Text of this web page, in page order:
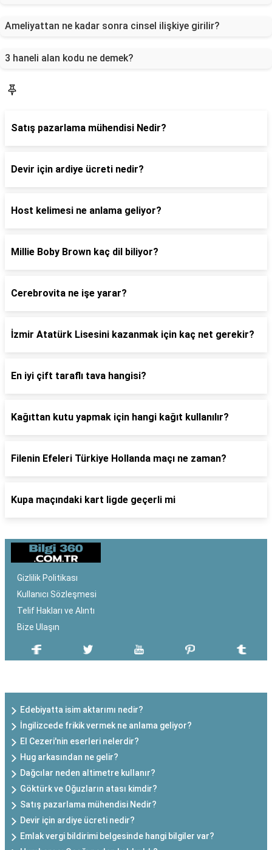
Ameliyattan ne kadar sonra cinsel ilişkiye girilir?
3 haneli alan kodu ne demek?
Satış pazarlama mühendisi Nedir?
Devir için ardiye ücreti nedir?
Host kelimesi ne anlama geliyor?
Millie Boby Brown kaç dil biliyor?
Cerebrovita ne işe yarar?
İzmir Atatürk Lisesini kazanmak için kaç net gerekir?
En iyi çift taraflı tava hangisi?
Kağıttan kutu yapmak için hangi kağıt kullanılır?
Filenin Efeleri Türkiye Hollanda maçı ne zaman?
Kupa maçındaki kart ligde geçerli mi
Gizlilik Politikası
Kullanıcı Sözleşmesi
Telif Hakları ve Alıntı
Bize Ulaşın
Edebiyatta isim aktarımı nedir?
İngilizcede frikik vermek ne anlama geliyor?
El Cezeri'nin eserleri nelerdir?
Hug arkasından ne gelir?
Dağcılar neden altimetre kullanır?
Göktürk ve Oğuzların atası kimdir?
Satış pazarlama mühendisi Nedir?
Devir için ardiye ücreti nedir?
Emlak vergi bildirimi belgesinde hangi bilgiler var?